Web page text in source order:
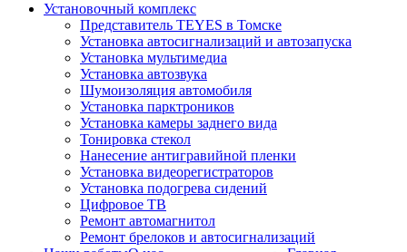
Установочный комплекс
Представитель TEYES в Томске
Установка автосигнализаций и автозапуска
Установка мультимедиа
Установка автозвука
Шумоизоляция автомобиля
Установка парктроников
Установка камеры заднего вида
Тонировка стекол
Нанесение антигравийной пленки
Установка видеорегистраторов
Установка подогрева сидений
Цифровое ТВ
Ремонт автомагнитол
Ремонт брелоков и автосигнализаций